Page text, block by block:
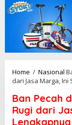
Home / Nasional
dari Jasa Marga,
Ban Pecah
Rugi dari
Lengkapnya